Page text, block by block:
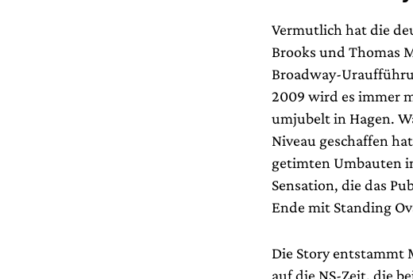
Vermutlich hat die
Brooks und Thomas
Broadway-
2009 wird es immer
umjubelt in Hagen.
Niveau geschaffen
getimten Umbauten
Sensation, die das
Ende mit Standing
Die Story entstammt
auf die NS-Zeit, die